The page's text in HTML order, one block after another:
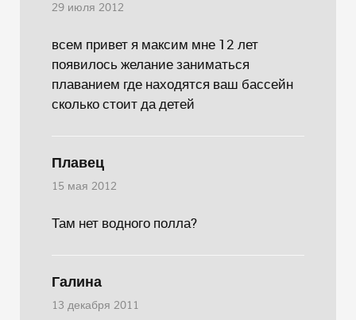
29 июля 2012
всем привет я максим мне 12 лет
появилось желание заниматься
плаванием где находятся ваш бассейн
сколько стоит да детей
Плавец
15 мая 2012
Там нет водного полла?
Галина
13 декабря 2011